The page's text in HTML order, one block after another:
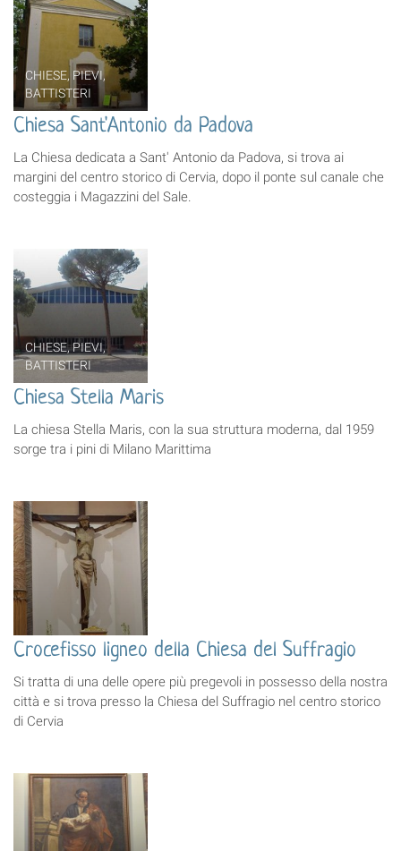
CHIESE, PIEVI,
BATTISTERI
Chiesa Sant'Antonio da Padova
La Chiesa dedicata a Sant' Antonio da Padova, si trova ai
margini del centro storico di Cervia, dopo il ponte sul canale che
costeggia i Magazzini del Sale.
CHIESE, PIEVI,
BATTISTERI
Chiesa Stella Maris
La chiesa Stella Maris, con la sua struttura moderna, dal 1959
sorge tra i pini di Milano Marittima
Crocefisso ligneo della Chiesa del Suffragio
Si tratta di una delle opere più pregevoli in possesso della nostra
città e si trova presso la Chiesa del Suffragio nel centro storico
di Cervia